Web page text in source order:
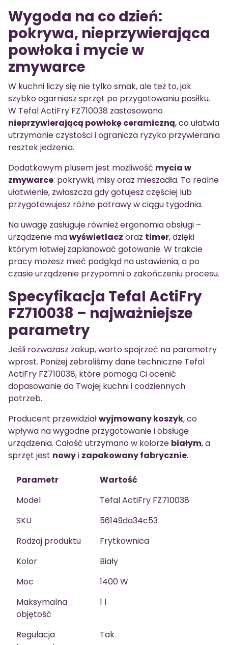
Wygoda na co dzień:
pokrywa, nieprzywierająca
powłoka i mycie w
zmywarce
W kuchni liczy się nie tylko smak, ale też to, jak
szybko ogarniesz sprzęt po przygotowaniu posiłku.
W Tefal ActiFry FZ710038 zastosowano
nieprzywierającą powłokę ceramiczną, co ułatwia
utrzymanie czystości i ogranicza ryzyko przywierania
resztek jedzenia.
Dodatkowym plusem jest możliwość mycia w
zmywarce: pokrywki, misy oraz mieszadła. To realne
ułatwienie, zwłaszcza gdy gotujesz częściej lub
przygotowujesz różne potrawy w ciągu tygodnia.
Na uwagę zasługuje również ergonomia obsługi –
urządzenie mawyświetlacz oraz timer, dzięki
którym łatwiej zaplanować gotowanie. W trakcie
pracy możesz mieć podgląd na ustawienia, a po
czasie urządzenie przypomni o zakończeniu procesu.
Specyfikacja Tefal ActiFry
FZ710038 – najważniejsze
parametry
Jeśli rozważasz zakup, warto spojrzeć na parametry
wprost. Poniżej zebraliśmy dane techniczne Tefal
ActiFry FZ710038, które pomogą Ci ocenić
dopasowanie do Twojej kuchni i codziennych
potrzeb.
Producent przewidziałwyjmowany koszyk, co
wpływa na wygodne przygotowanie i obsługę
urządzenia. Całość utrzymano w kolorze białym, a
sprzęt jest nowyi zapakowany fabrycznie.
Parametr
Wartość
Model
Tefal ActiFry FZ710038
SKU
56149da34c53
Rodzaj produktu
Frytkownica
Kolor
Biały
Moc
1400 W
Maksymalna
objętość
1 l
Regulacja
Tak